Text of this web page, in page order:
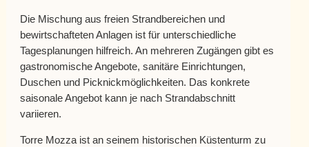
Die Mischung aus freien Strandbereichen und
bewirtschafteten Anlagen ist für unterschiedliche
Tagesplanungen hilfreich. An mehreren Zugängen gibt es
gastronomische Angebote, sanitäre Einrichtungen,
Duschen und Picknickmöglichkeiten. Das konkrete
saisonale Angebot kann je nach Strandabschnitt
variieren.
Torre Mozza ist an seinem historischen Küstenturm zu